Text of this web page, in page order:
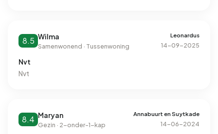
8.5 Wilma
Samenwonend · Tussenwoning
Leonardus
14-09-2025
Nvt
Nvt
8.4 Maryan
Gezin · 2-onder-1-kap
Annabuurt en Suytkade
14-06-2024